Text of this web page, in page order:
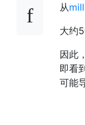
从
大约
因此
即看
可能